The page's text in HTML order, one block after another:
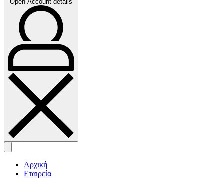
Open Account details
Αρχική
Εταιρεία